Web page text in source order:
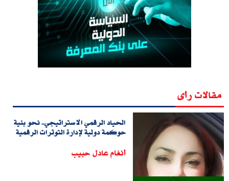
مقالات رأى
الحياد الرقمي الاستراتيجي.. نحو بنية
حوكمة دولية لإدارة التوترات الرقمية
أنغام عادل حبيب